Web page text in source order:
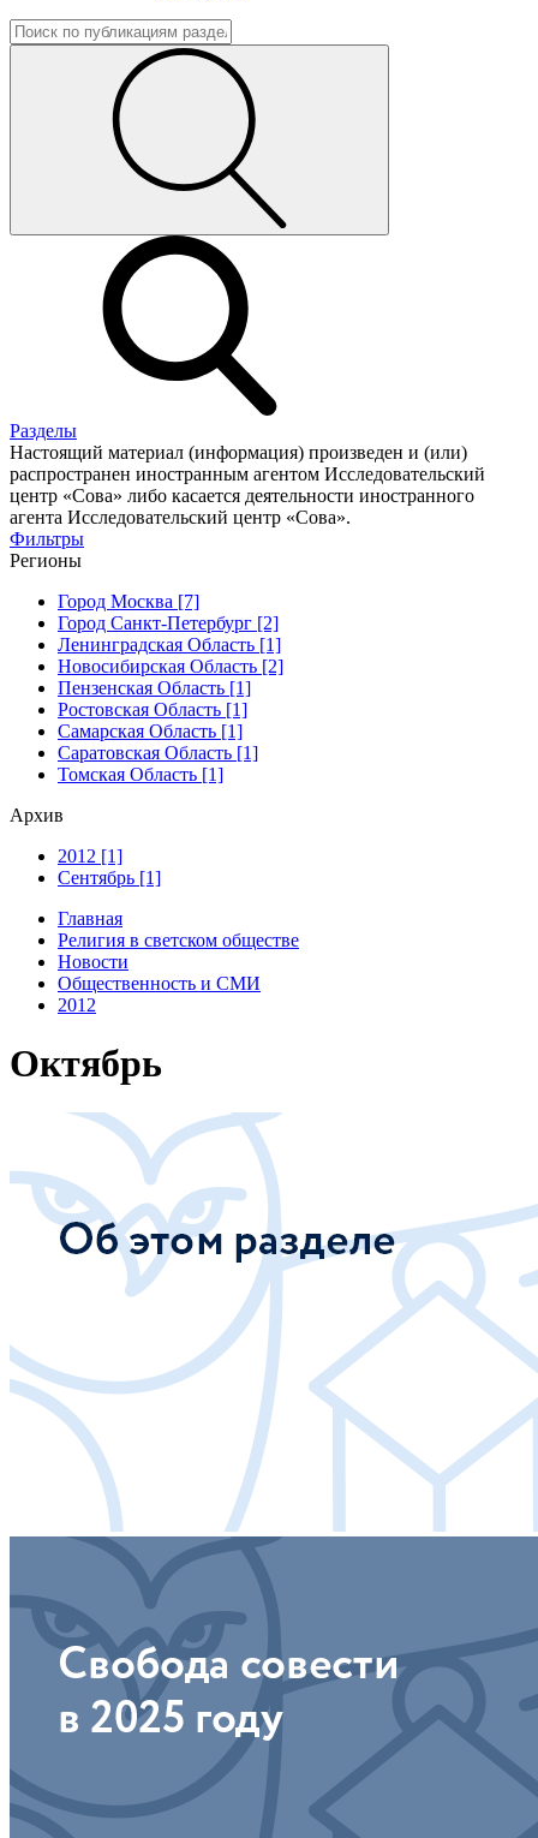
Разделы
Настоящий материал (информация) произведен и (или)
распространен иностранным агентом Исследовательский
центр «Сова» либо касается деятельности иностранного
агента Исследовательский центр «Сова».
Фильтры
Регионы
Город Москва [7]
Город Санкт-Петербург [2]
Ленинградская Область [1]
Новосибирская Область [2]
Пензенская Область [1]
Ростовская Область [1]
Самарская Область [1]
Саратовская Область [1]
Томская Область [1]
Архив
2012 [1]
Сентябрь [1]
Главная
Религия в светском обществе
Новости
Общественность и СМИ
2012
Октябрь